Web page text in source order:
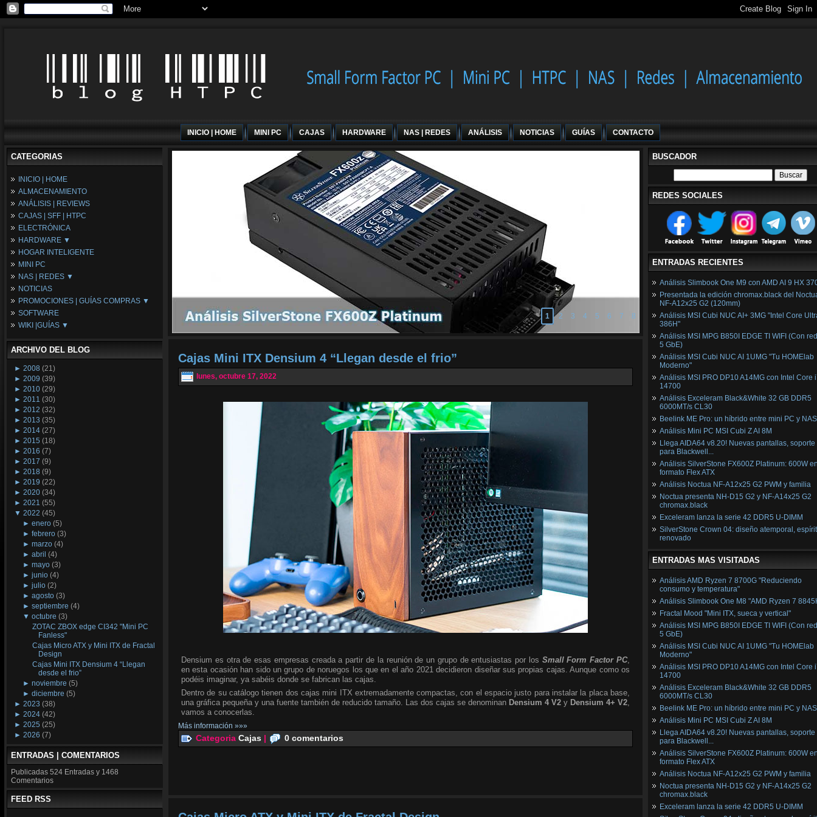
INICIO | HOME MINI PC CAJAS HARDWARE NAS | REDES ANÁLISIS NOTICIAS GUÍAS CONTACTO
CATEGORIAS
INICIO | HOME
ALMACENAMIENTO
ANÁLISIS | REVIEWS
CAJAS | SFF | HTPC
ELECTRÓNICA
HARDWARE ▼
Fuentes de Alimentación
Memória RAM
Placas Base
Procesadores
Periféricos
Refrigeración
Tarjetas Gráficas
HOGAR INTELIGENTE
MINI PC
NAS | REDES ▼
NAS
Espacio Synology
Redes
NOTICIAS
PROMOCIONES | GUÍAS COMPRAS ▼
Configuraciones Ordenadores
Guías de Compras
SOFTWARE
WIKI |GUÍAS ▼
Wikipedia
ARCHIVO DEL BLOG
► 2008 (21)
► 2009 (39)
► 2010 (29)
► 2011 (30)
► 2012 (32)
► 2013 (35)
► 2014 (27)
► 2015 (18)
► 2016 (7)
► 2017 (9)
► 2018 (9)
► 2019 (22)
► 2020 (34)
► 2021 (55)
▼ 2022 (45)
►enero (5)
►febrero (3)
►marzo (4)
►abril (4)
►mayo (3)
►junio (4)
►julio (2)
►agosto (3)
►septiembre (4)
▼octubre (3)
ZOTAC ZBOX edge CI342 "Mini PC
Fanless"
Cajas Micro ATX y Mini ITX de Fractal
Design
Cajas Mini ITX Densium 4 “Llegan
desde el frio”
►noviembre (5)
►diciembre (5)
► 2023 (38)
► 2024 (42)
► 2025 (25)
► 2026 (7)
ENTRADAS | COMENTARIOS
Publicadas 524 Entradas y 1468
Comentarios
FEED RSS
1 2 3 4 5 6 7 8
Cajas Mini ITX Densium 4 “Llegan desde el frio”
lunes, octubre 17, 2022
Densium es otra de esas empresas creada a partir de la reunión de un grupo de entusiastas por los Small Form Factor PC,
en esta ocasión han sido un grupo de noruegos los que en el año 2021 decidieron diseñar sus propias cajas. Aunque como os
podéis imaginar, ya sabéis donde se fabrican las cajas.
Dentro de su catálogo tienen dos cajas mini ITX extremadamente compactas, con el espacio justo para instalar la placa base,
una gráfica pequeña y una fuente también de reducido tamaño. Las dos cajas se denominan Densium 4 V2 y Densium 4+ V2,
vamos a conocerlas.
Más información »»»
Categoria Cajas | 0 comentarios
BUSCADOR
REDES SOCIALES
ENTRADAS RECIENTES
Análisis Slimbook One M9 con AMD AI 9 HX
Presentada la edición chromax.black del
NF‑A12x25 G2 (120mm)
Análisis MSI Cubi NUC AI+ 3MG "Intel Core
386H"
Análisis MSI MPG B850I EDGE TI WIFI (Con
5 GbE)
Análisis MSI Cubi NUC AI 1UMG "Tu HOMElab
Moderno"
Análisis MSI PRO DP10 A14MG con Intel Core
14700
Análisis Exceleram Black&White 32 GB DDR5
6000MT/s CL30
Beelink ME Pro: un híbrido entre mini PC y NAS
Análisis Mini PC MSI Cubi Z AI 8M
Llega AIDA64 v8.20! Nuevas pantallas, soporte
para Blackwell...
Análisis SilverStone FX600Z Platinum: 600W
formato Flex ATX
Análisis Noctua NF-A12x25 G2 PWM y familia
Noctua presenta NH-D15 G2 y NF-A14x25 G2
chromax.black
Exceleram lanza la serie 42 DDR5 U-DIMM
SilverStone Crown 04: diseño atemporal,
renovado
ENTRADAS MAS VISITADAS
Análisis AMD Ryzen 7 8700G "Reduciendo
consumo y temperatura"
Análisis Slimbook One M8 "AMD Ryzen 7
Fractal Mood "Mini ITX, sueca y vertical"
Análisis MSI MPG B850I EDGE TI WIFI (Con
5 GbE)
Análisis MSI Cubi NUC AI 1UMG "Tu HOMElab
Moderno"
Análisis MSI PRO DP10 A14MG con Intel Core
14700
Análisis Exceleram Black&White 32 GB DDR5
6000MT/s CL30
Beelink ME Pro: un híbrido entre mini PC y NAS
Análisis Mini PC MSI Cubi Z AI 8M
Llega AIDA64 v8.20! Nuevas pantallas, soporte
para Blackwell...
Análisis SilverStone FX600Z Platinum: 600W
formato Flex ATX
Análisis Noctua NF-A12x25 G2 PWM y familia
Noctua presenta NH-D15 G2 y NF-A14x25 G2
chromax.black
Exceleram lanza la serie 42 DDR5 U-DIMM